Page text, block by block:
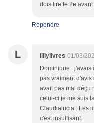
dois lire le 2e
Répondre
L lillylivres 01/03/
Dominique :
pas vraiment d'avis
avait pas mal déçu
celui-ci je me suis
Claudialucia : Les
c'est insuffisant.